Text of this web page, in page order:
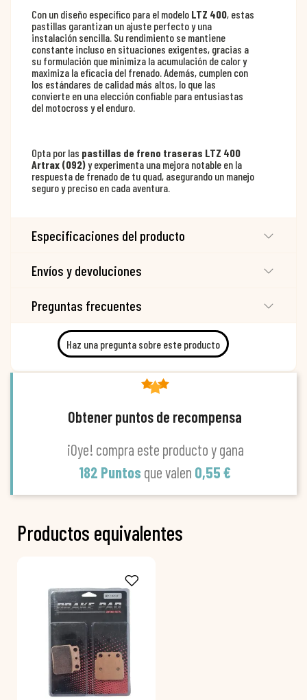
Con un diseño específico para el modelo LTZ 400, estas
pastillas garantizan un ajuste perfecto y una
instalación sencilla. Su rendimiento se mantiene
constante incluso en situaciones exigentes, gracias a
su formulación que minimiza la acumulación de calor y
maximiza la eficacia del frenado. Además, cumplen con
los estándares de calidad más altos, lo que las
convierte en una elección confiable para entusiastas
del motocross y el enduro.
Opta por las pastillas de freno traseras LTZ 400
Artrax (092)y experimenta una mejora notable en la
respuesta de frenado de tu quad, asegurando un manejo
seguro y preciso en cada aventura.
Especificaciones del producto
Envíos y devoluciones
Preguntas frecuentes
Haz una pregunta sobre este producto
Obtener puntos de recompensa
¡Oye! compra este producto y gana
182 Puntos que valen 0,55 €
Productos equivalentes